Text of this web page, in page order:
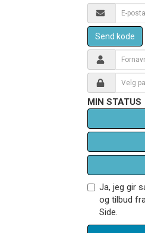
Send kode
MIN STATUS
Ja, jeg gir
og tilbud
Side.